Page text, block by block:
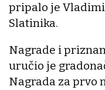
pripalo je
Slatinika.
Nagrade i
uručio je
Nagrada za prvo